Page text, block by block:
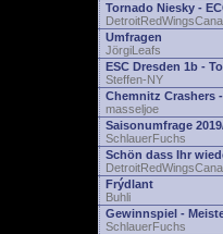
Tornado Niesky -
Umfragen
JörgiLeafs
ESC Dresden 1b -
Steffen-NY
Chemnitz Crashers
masseljoe
Saisonumfrage
SchlauerFuchs
Schön dass Ihr
Frýdlant
Buhli
Gewinnspiel -
SchlauerFuchs